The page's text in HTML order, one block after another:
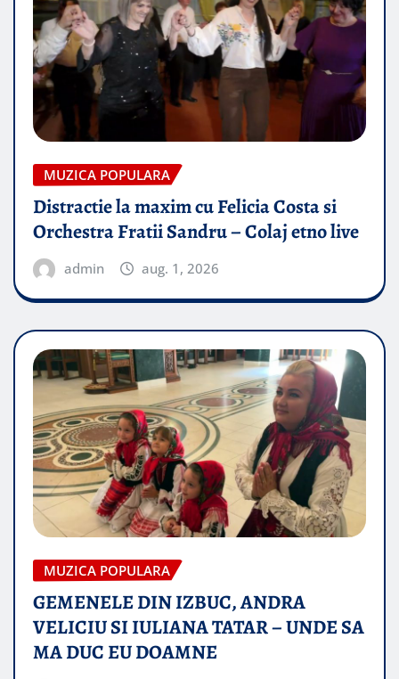
MUZICA POPULARA
Distractie la maxim cu Felicia Costa si
Orchestra Fratii Sandru – Colaj etno live
admin aug. 1, 2026
MUZICA POPULARA
GEMENELE DIN IZBUC, ANDRA
VELICIU SI IULIANA TATAR – UNDE SA
MA DUC EU DOAMNE